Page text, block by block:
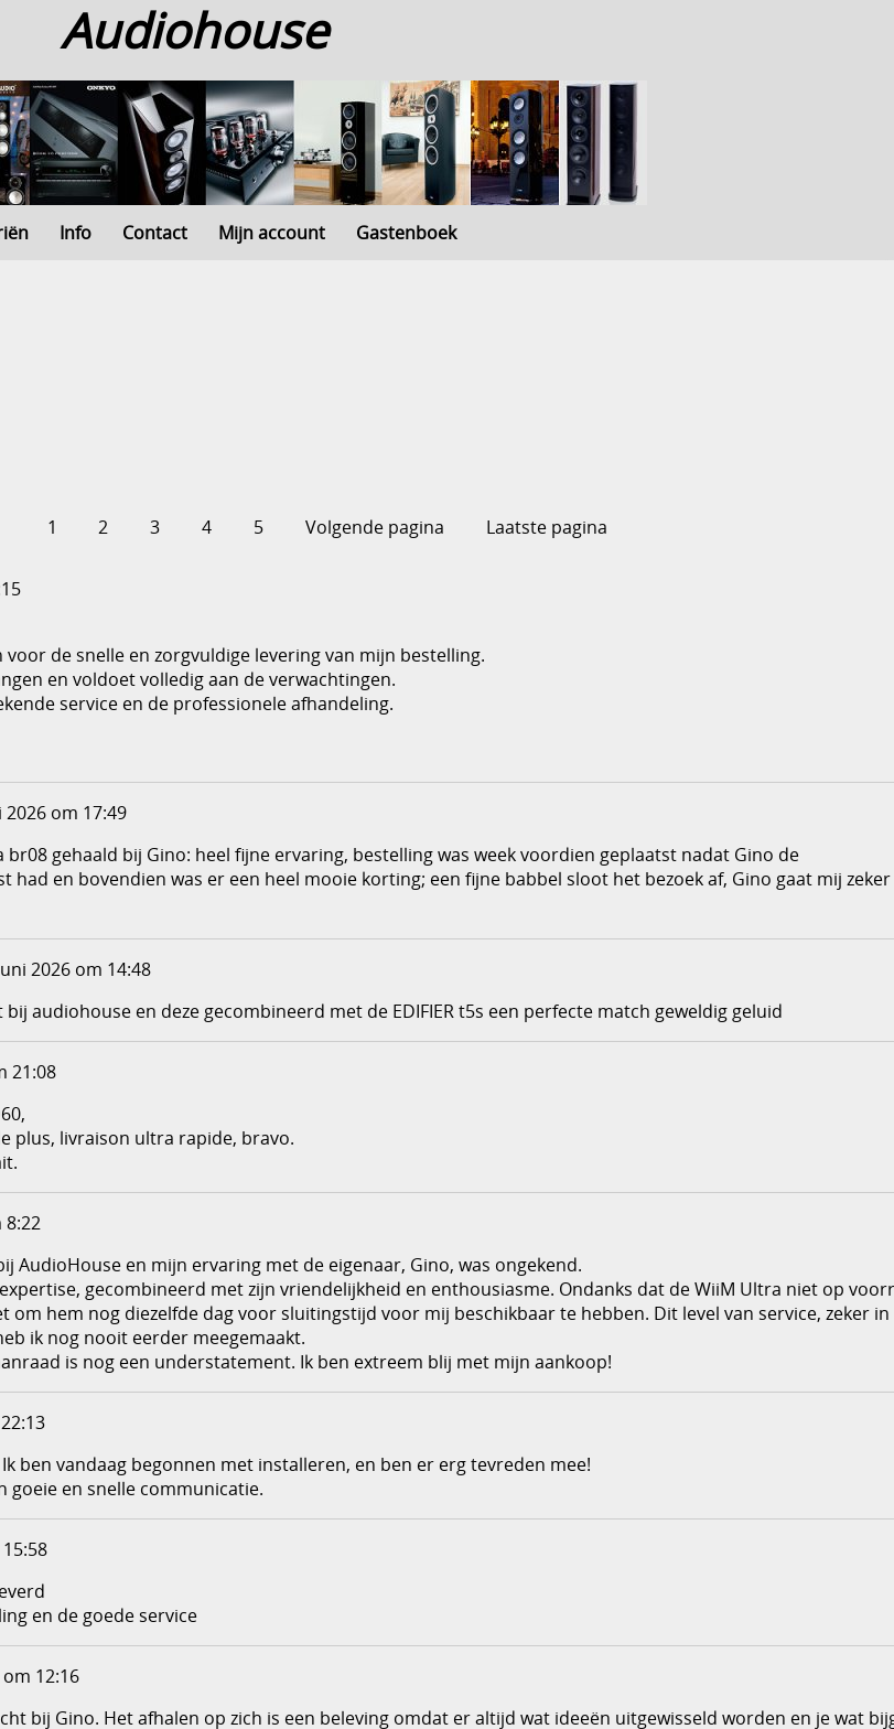
Audiohouse
Info Contact Mijn account Gastenboek
1 2 3 4 5 Volgende pagina Laatste pagina
voor de snelle en zorgvuldige levering van mijn bestelling.
en voldoet volledig aan de verwachtingen.
service en de professionele afhandeling.
om 17:49
br08 gehaald bij Gino: heel fijne ervaring, bestelling was week voordien geplaatst nadat Gino de
had en bovendien was er een heel mooie korting; een fijne babbel sloot het bezoek af, Gino gaat mij
2026 om 14:48
bij audiohouse en deze gecombineerd met de EDIFIER t5s een perfecte match geweldig geluid
21:08
plus, livraison ultra rapide, bravo.
8:22
AudioHouse en mijn ervaring met de eigenaar, Gino, was ongekend.
gecombineerd met zijn vriendelijkheid en enthousiasme. Ondanks dat de WiiM Ultra niet op
om hem nog diezelfde dag voor sluitingstijd voor mij beschikbaar te hebben. Dit level van service, zeker in
ik nog nooit eerder meegemaakt.
is nog een understatement. Ik ben extreem blij met mijn aankoop!
ben vandaag begonnen met installeren, en ben er erg tevreden mee!
goeie en snelle communicatie.
en de goede service
12:16
bij Gino. Het afhalen op zich is een beleving omdat er altijd wat ideeën uitgewisseld worden en je wat